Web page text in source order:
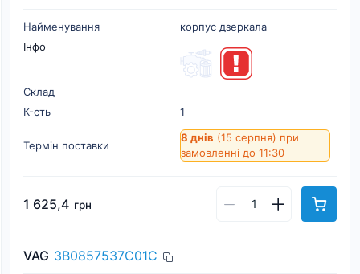
Найменування
корпус дзеркала
Інфо
Склад
К-cть
1
Термін поставки
8 днів (15 серпня) при
замовленні до 11:30
1 625,4 грн
VAG 3B0857537C01C